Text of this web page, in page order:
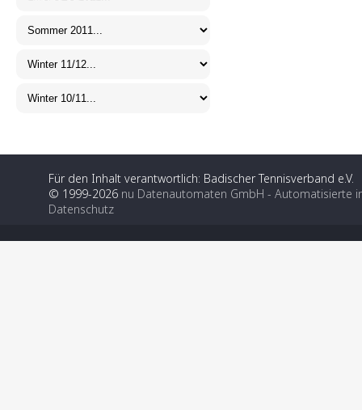
Für den Inhalt verantwortlich: Badischer Tennisverband e.V.
© 1999-2026 nu Datenautomaten GmbH - Automatisierte
Datenschutz